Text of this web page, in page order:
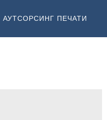
АУТСОРСИНГ ПЕЧАТИ